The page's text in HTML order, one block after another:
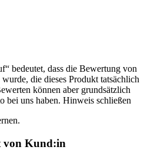
bedeutet, dass die Bewertung von
die dieses Produkt tatsächlich
können aber grundsätzlich
bei uns haben. Hinweis schließen
von Kund:in